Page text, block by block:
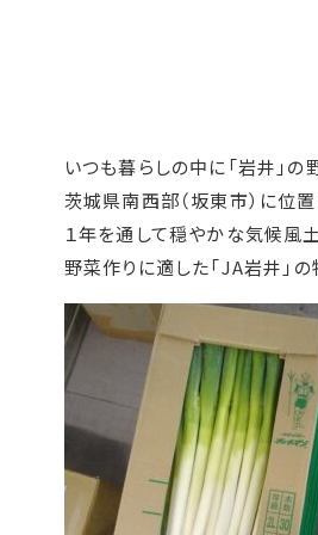
いつも暮らしの中に「岩井」
茨城県南西部（坂東市）に位置
１年を通して穏やかな気候風
野菜作りに適した「JA岩井」